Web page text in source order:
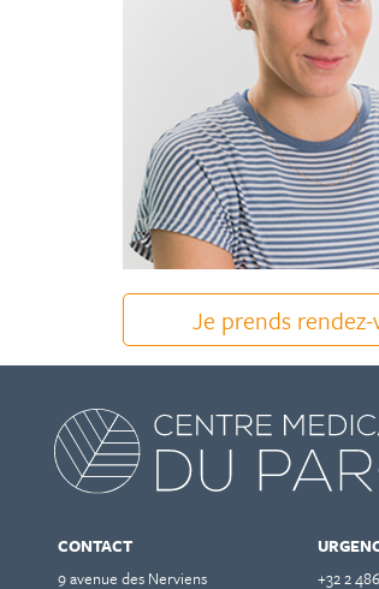
Je prends
CONTACT
9 avenue des Nerviens
+32 2